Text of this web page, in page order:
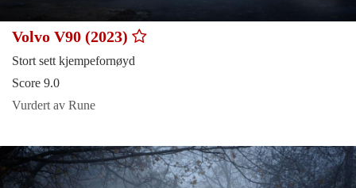
Volvo V90 (2023)
Stort sett kjempefornøyd
Score 9.0
Vurdert av Rune